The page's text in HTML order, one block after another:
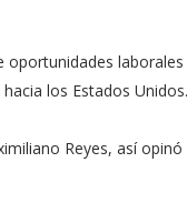
oportunidades laborales
los Estados Unidos.
Reyes, así opinó